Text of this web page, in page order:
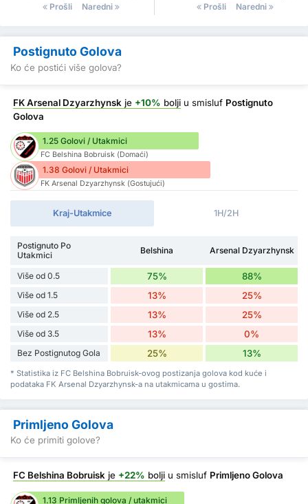
Prošli
Naredni
Prošli
Naredni
Postignuto Golova
Ko će postići više golova?
FK Arsenal Dzyarzhynsk je +10% bolji u smisluf Postignuto
Golova
1.25 Golovi / Utakmici
FC Belshina Bobruisk (Domaći)
1.38 Golovi / Utakmici
FK Arsenal Dzyarzhynsk (Gostujući)
Kraj-Utakmice 1H/2H
Postignuto Po
Utakmici
Belshina Arsenal Dzyarzhynsk
Više od 0.5 75% 88%
Više od 1.5 13% 25%
Više od 2.5 13% 25%
Više od 3.5 13% 0%
Bez Postignutog Gola 25% 13%
* Statistika iz FC Belshina Bobruisk-ovog postizanja golova kod kuće i
podataka FK Arsenal Dzyarzhynsk-a na utakmicama u gostima.
Primljeno Golova
Ko će primiti golove?
FC Belshina Bobruisk je +22% bolji u smisluf Primljeno Golova
1.13 Primljenih golova / utakmici